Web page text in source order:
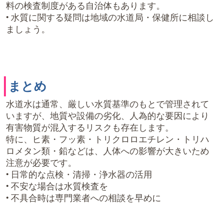
料の検査制度がある自治体もあります。
• 水質に関する疑問は地域の水道局・保健所に相談し
ましょう。
まとめ
水道水は通常、厳しい水質基準のもとで管理されて
いますが、地質や設備の劣化、人為的な要因により
有害物質が混入するリスクも存在します。
特に、ヒ素・フッ素・トリクロロエチレン・トリハ
ロメタン類・鉛などは、人体への影響が大きいため
注意が必要です。
• 日常的な点検・清掃・浄水器の活用
• 不安な場合は水質検査を
• 不具合時は専門業者への相談を早めに